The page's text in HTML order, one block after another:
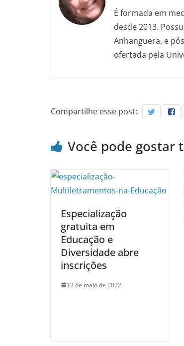
É formada em
desde 2013.
Anhanguera, e
ofertada pela
Compartilhe esse post:
Você pode gostar
Especialização
gratuita em
Educação e
Diversidade abre
inscrições
12 de maio de 2022